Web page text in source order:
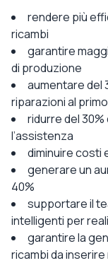
rendere più
ricambi
garantire
di produzione
aumentare del
riparazioni al
ridurre del
l’assistenza
diminuire costi
generare un
40%
supportare il
intelligenti per
garantire la
ricambi da